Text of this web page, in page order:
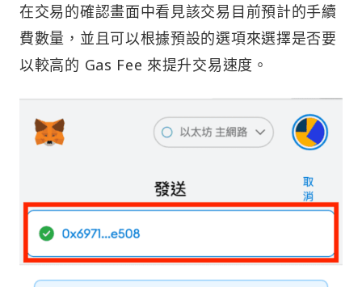
在交易的確認畫面中看見該交易目前預計的手續
費數量，並且可以根據預設的選項來選擇是否要
以較高的 Gas Fee 來提升交易速度。